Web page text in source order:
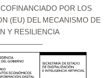
POR LOS
(EU) DEL MECANISMO DE
Y RESILIENCIA